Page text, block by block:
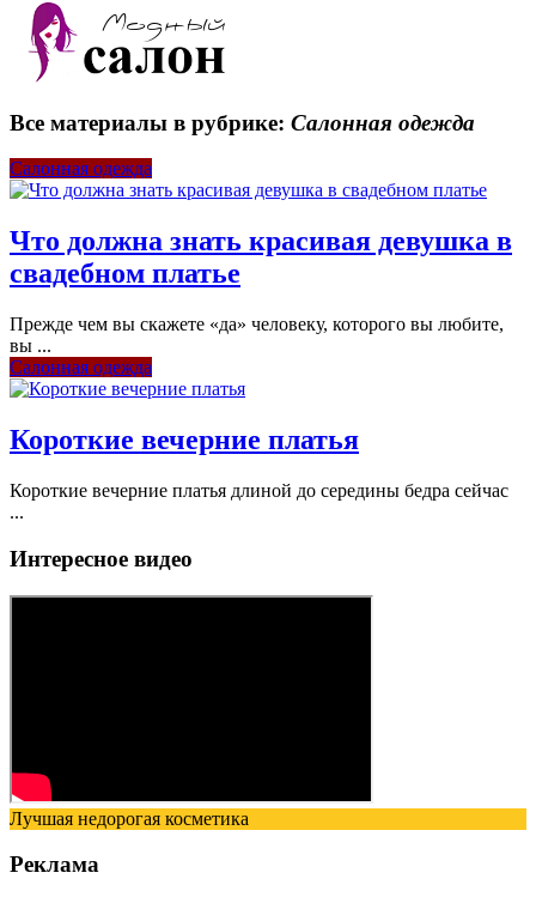
Все материалы в рубрике: Салонная одежда
Салонная одежда
Что должна знать красивая девушка в
свадебном платье
Прежде чем вы скажете «да» человеку, которого вы любите,
вы ...
Салонная одежда
Короткие вечерние платья
Короткие вечерние платья длиной до середины бедра сейчас
...
Интересное видео
Лучшая недорогая косметика
Реклама